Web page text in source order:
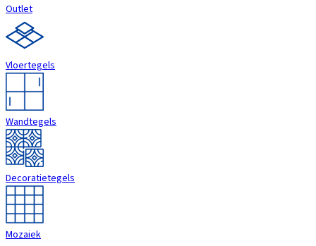
Outlet
Vloertegels
Wandtegels
Decoratietegels
Mozaiek